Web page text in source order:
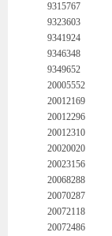
9315767
9323603
9341924
9346348
9349652
20005552
20012169
20012296
20012310
20020020
20023156
20068288
20070287
20072118
20072486